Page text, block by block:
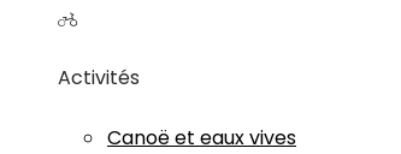
Activités
Canoë et eaux vives